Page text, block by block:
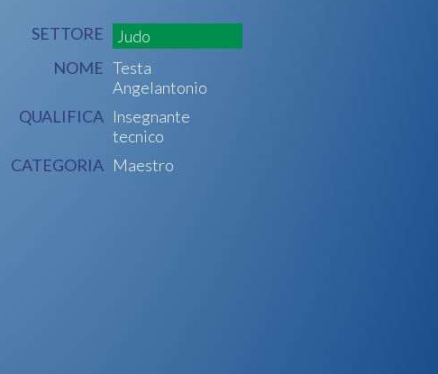
SETTORE
Judo
NOME Testa
Angelantonio
QUALIFICA Insegnante
tecnico
CATEGORIA Maestro